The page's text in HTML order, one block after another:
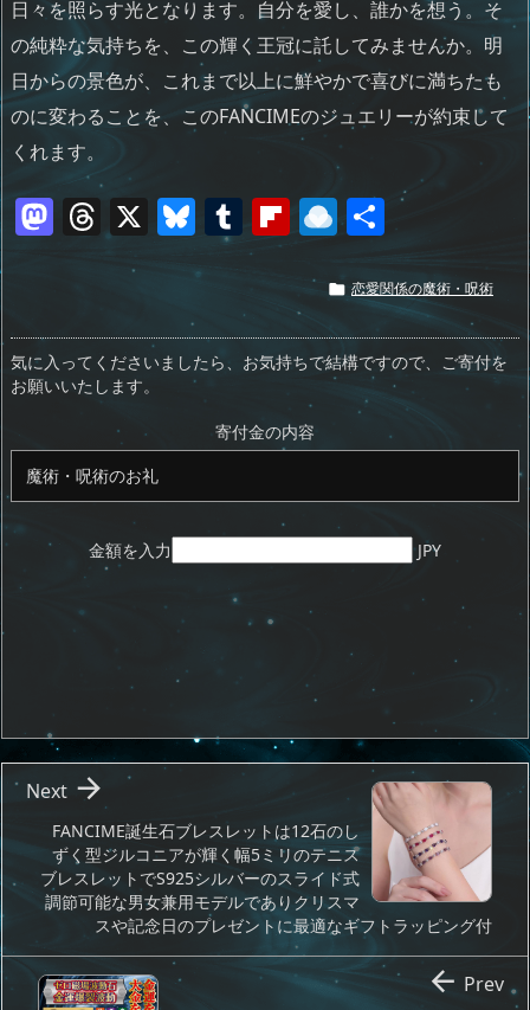
日々を照らす光となります。自分を愛し、誰かを想う。そ
の純粋な気持ちを、この輝く王冠に託してみませんか。明
日からの景色が、これまで以上に鮮やかで喜びに満ちたも
のに変わることを、このFANCIMEのジュエリーが約束して
くれます。
M
o
d
o
n
T
h
a
d
s
X Bl
e
sk
y
T
u
bl
r
Fl
b
o
ar
d
R
n
d
ro
p.
io
共
 恋愛関係の魔術・呪術
気に入ってくださいましたら、お気持ちで結構ですので、ご寄付を
お願いいたします。
寄付金の内容
金額を入力 JPY
FANCIME誕生石ブレスレットは12石のし
ずく型ジルコニアが輝く幅5ミリのテニス
ブレスレットでS925シルバーのスライド式
調節可能な男女兼用モデルでありクリスマ
スや記念日のプレゼントに最適なギフトラッピング付

Next
 Prev